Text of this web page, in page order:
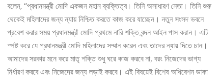
বলেন, “প্রধানমন্ত্রী মোদি একজন মহান ব্যক্তিত্ব। তিনি অসাধারণ নেতা। তিনি শুরু
থেকেই মহিলাদের জন্য ন্যায় নিশ্চিত করতে কাজ করে যাচ্ছেন। নতুন সংসদ ভবনে
প্রবেশ করার সময় প্রধানমন্ত্রী মোদি প্রথমে নারি শক্তি বন্দন আইন পাস করান। এটি
স্পষ্ট করে যে প্রধানমন্ত্রী মোদি মহিলাদের সম্মান করেন এবং তাদের ন্যায় দিতে চান।
আমাদের সরকার মনে করে মাতৃ শক্তি শুধু ঘরে কাজ করবে না, বরং নিজেদের ভাগ্য
নির্ধারণ করবে এবং নিজেদের জন্য লড়াই করবে। এই বিষয়েই বিশেষ অধিবেশন ডাকা